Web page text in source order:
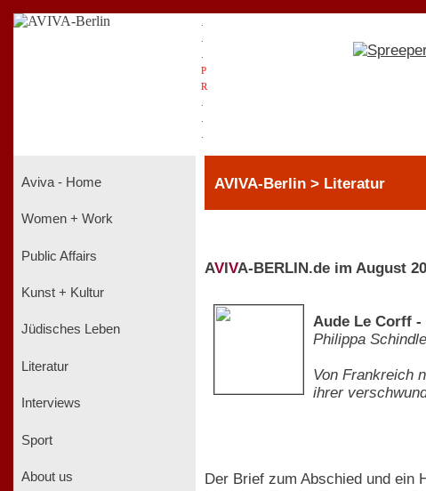
P
R
Aviva - Home
Women + Work
Public Affairs
Kunst + Kultur
Jüdisches Leben
Literatur
Interviews
Sport
About us
AVIVA-Berlin > Literatur
AV VA-BERLIN.de im August
Aude Le Corff
Philippa
Von Frankreich
ihrer
Der Brief zum Abschied und ein